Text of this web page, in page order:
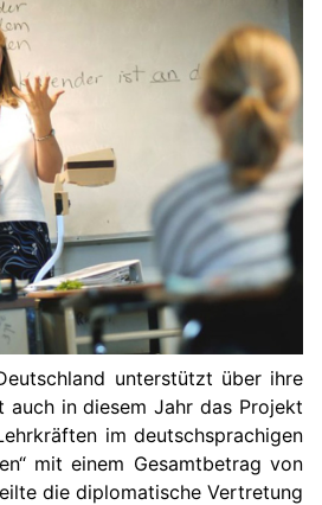
unterstützt über ihre
auch in diesem Jahr das Projekt
im deutschsprachigen
mit einem Gesamtbetrag von
die diplomatische Vertretung